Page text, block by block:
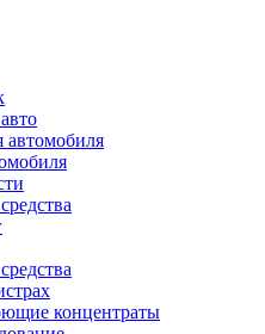
концентраты